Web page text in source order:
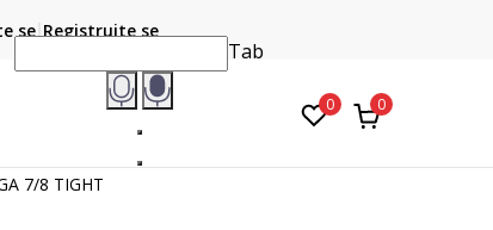
online i preuzmite u prodavnici po vašem
se Registrujte se
Tab
0 0
7/8 TIGHT